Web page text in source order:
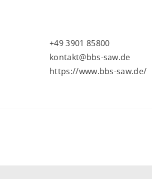
+49 3901 85800
kontakt@bbs-saw.de
https://www.bbs-saw.de/